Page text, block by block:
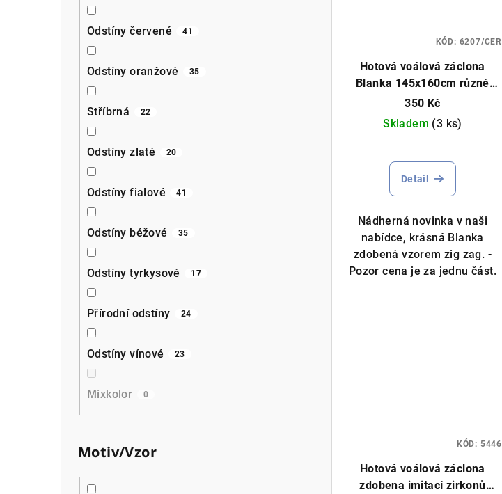
Odstíny červené 41
Odstíny oranžové 35
Stříbrná 22
Odstíny zlaté 20
Odstíny fialové 41
Odstíny béžové 35
Odstíny tyrkysové 17
Přírodní odstíny 24
Odstíny vínové 23
Mixkolor 0
Motiv/Vzor
Hotová voálová záclona
Blanka 145x160cm různé
barvy
350 Kč
Skladem (3 ks)
hodnocení
produktu
je
5,0
z
5
hvězdiček.
Detail
Nádherná novinka v naši
nabídce, krásná Blanka
zdobená vzorem zig zag. -
Pozor cena je za jednu část.
KÓD: 6207/CER
Hotová voálová záclona
zdobena imitací zirkonů
KÓD: 5446